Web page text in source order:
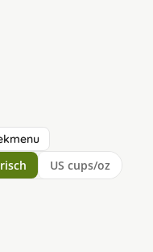
US cups/oz